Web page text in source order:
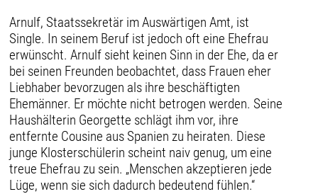
Arnulf, Staatssekretär im Auswärtigen Amt, ist
Single. In seinem Beruf ist jedoch oft eine Ehefrau
erwünscht. Arnulf sieht keinen Sinn in der Ehe, da er
bei seinen Freunden beobachtet, dass Frauen eher
Liebhaber bevorzugen als ihre beschäftigten
Ehemänner. Er möchte nicht betrogen werden. Seine
Haushälterin Georgette schlägt ihm vor, ihre
entfernte Cousine aus Spanien zu heiraten. Diese
junge Klosterschülerin scheint naiv genug, um eine
treue Ehefrau zu sein. „Menschen akzeptieren jede
Lüge, wenn sie sich dadurch bedeutend fühlen.“